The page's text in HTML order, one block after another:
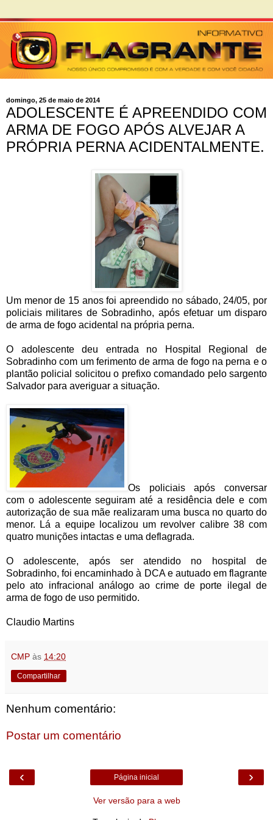
domingo, 25 de maio de 2014
ADOLESCENTE É APREENDIDO COM
ARMA DE FOGO APÓS ALVEJAR A
PRÓPRIA PERNA ACIDENTALMENTE.
Um menor de 15 anos foi apreendido no sábado, 24/05, por
policiais militares de Sobradinho, após efetuar um disparo
de arma de fogo acidental na própria perna.
O adolescente deu entrada no Hospital Regional de
Sobradinho com um ferimento de arma de fogo na perna e o
plantão policial solicitou o prefixo comandado pelo sargento
Salvador para averiguar a situação.
Os policiais após conversar
com o adolescente seguiram até a residência dele e com
autorização de sua mãe realizaram uma busca no quarto do
menor. Lá a equipe localizou um revolver calibre 38 com
quatro munições intactas e uma deflagrada.
O adolescente, após ser atendido no hospital de
Sobradinho, foi encaminhado à DCA e autuado em flagrante
pelo ato infracional análogo ao crime de porte ilegal de
arma de fogo de uso permitido.
Claudio Martins
CMP às 14:20
Compartilhar
Nenhum comentário:
Postar um comentário
‹ ›
Página inicial
Ver versão para a web